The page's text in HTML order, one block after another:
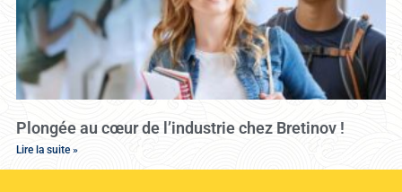
Plongée au cœur de l’industrie chez Bretinov !
Lire la suite »